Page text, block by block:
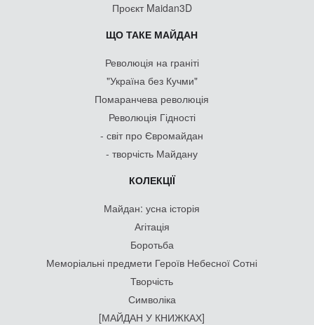
Проєкт Maidan3D
ЩО ТАКЕ МАЙДАН
Революція на граніті
"Україна без Кучми"
Помаранчева революція
Революція Гідності
- світ про Євромайдан
- творчість Майдану
КОЛЕКЦІЇ
Майдан: усна історія
Агітація
Боротьба
Меморіальні предмети Героїв Небесної Сотні
Творчість
Символіка
[МАЙДАН У КНИЖКАХ]